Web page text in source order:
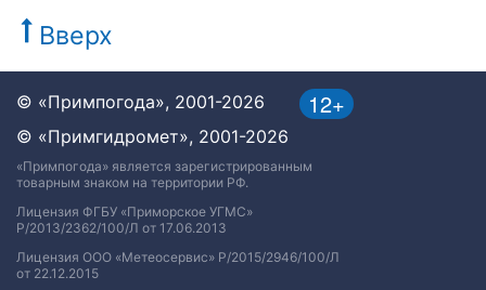
Вверх
12+
© «Примпогода», 2001-2026
© «Примгидромет», 2001-2026
«Примпогода» является зарегистрированным
товарным знаком на территории РФ.
Лицензия ФГБУ «Приморское УГМС»
Р/2013/2362/100/Л от 17.06.2013
Лицензия ООО «Метеосервис» Р/2015/2946/100/Л
от 22.12.2015